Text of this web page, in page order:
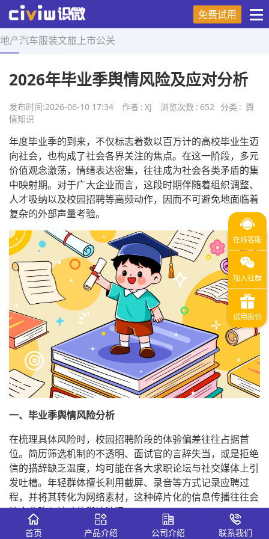
免费试用
地产汽车服装文旅 上市公关
首页 > 舆情知识 > 正文
2026年毕业季舆情风险及应对分析
发布时间:2026-06-10 17:34 作者 : XJ 浏览次数 : 652 分类 : 舆
情知识
年度毕业季的到来，不仅标志着数以百万计的高校毕业生迈
向社会，也构成了社会各界关注的焦点。在这一阶段，多元
价值观念激荡，情绪表达密集，往往成为社会各类矛盾的集
中映射期。对于广大企业而言，这段时期伴随着组织调整、
人才吸纳以及校园招聘等高频动作，因而不可避免地面临着
复杂的外部声量考验。
一、毕业季舆情风险分析
在梳理具体风险时，校园招聘阶段的体验偏差往往占据首
位。简历筛选机制的不透明、面试官的言辞失当，或是拒绝
信的措辞缺乏温度，均可能在各大求职论坛与社交媒体上引
发吐槽。年轻群体擅长利用截屏、录音等方式记录应聘过
程，并将其转化为网络素材，这种碎片化的信息传播往往会
让企业陷入被动的舆论漩涡。
实习与试用期管理同样属于高危地带。关于实习薪酬延迟发
首页 产品介绍 公司介绍 联系我们